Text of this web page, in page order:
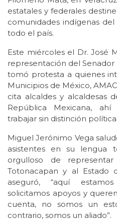
estatales y federales
comunidades indígenas
todo el país.
Este miércoles el Dr. José
representación del Senador
tomó protesta a quienes
Municipios de México,
cita alcaldes y alcaldesas
República Mexicana,
trabajar sin distinción política.
Miguel Jerónimo Vega
asistentes en su lengua
orgulloso de
Totonacapan y al Estado
aseguró, “aquí
solicitamos apoyos y
cuenta, no somos un
contrario, somos un aliado”.